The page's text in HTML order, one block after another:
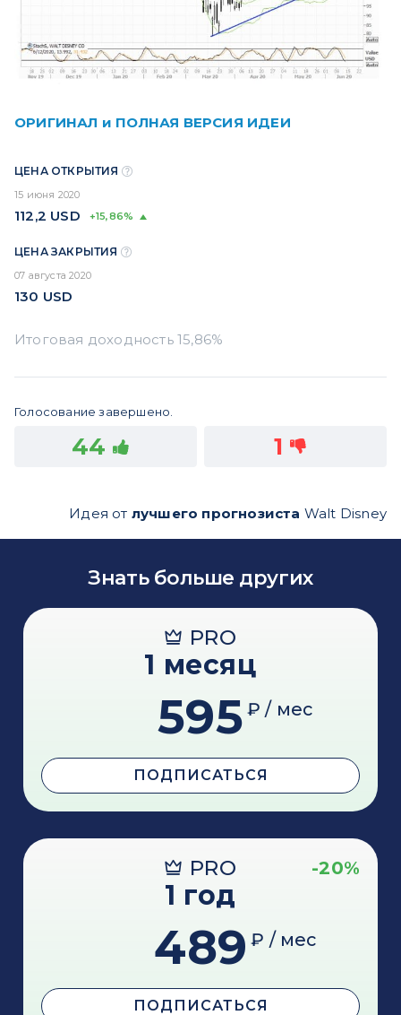
ОРИГИНАЛ и ПОЛНАЯ ВЕРСИЯ ИДЕИ
ЦЕНА ОТКРЫТИЯ
15 июня 2020
112,2 USD +15,86%
ЦЕНА ЗАКРЫТИЯ
07 августа 2020
130 USD
Голосование завершено.
44 1
Идея от лучшего прогнозиста Walt Disney
Знать больше других
PRO
1 месяц
595 ₽ / мес
ПОДПИСАТЬСЯ
PRO -20%
1 год
489 ₽ / мес
ПОДПИСАТЬСЯ